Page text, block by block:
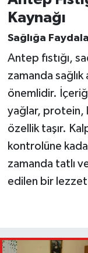
Kaynağı
Sağlığa
Antep fıstığı,
zamanda sağlık
önemlidir.
yağlar, protein,
özellik taşır.
kontrolüne
zamanda tatlı
edilen bir lezzet